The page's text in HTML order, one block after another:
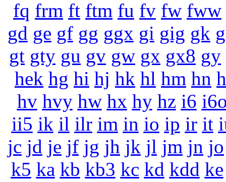
fq frm ft ftm fu fv fw fww
gd ge gf gg ggx gi gig gk
gt gty gu gv gw gx gx8 gy
hek hg hi hj hk hl hm hn
hv hvy hw hx hy hz i6
ii5 ik il ilr im in io ip ir it
jc jd je jf jg jh jk jl jm jn jo
k5 ka kb kb3 kc kd kdd ke